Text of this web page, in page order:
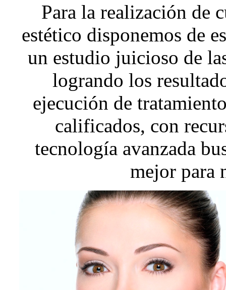
Para la realización de
estético disponemos de
un estudio juicioso de
logrando los
ejecución de
calificados, con
tecnología avanzada
mejor para